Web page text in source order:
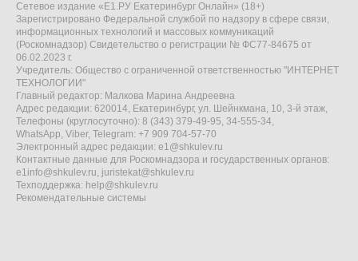
Сетевое издание «Е1.РУ Екатеринбург Онлайн» (18+)
Зарегистрировано Федеральной службой по надзору в сфере связи,
информационных технологий и массовых коммуникаций
(Роскомнадзор) Свидетельство о регистрации № ФС77-84675 от
06.02.2023 г.
Учредитель: Общество с ограниченной ответственностью "ИНТЕРНЕТ
ТЕХНОЛОГИИ"
Главный редактор: Малкова Марина Андреевна
Адрес редакции: 620014, Екатеринбург, ул. Шейнкмана, 10, 3-й этаж,
Телефоны (круглосуточно): 8 (343) 379-49-95, 34-555-34,
WhatsApp, Viber, Telegram: +7 909 704-57-70
Электронный адрес редакции: e1@shkulev.ru
Контактные данные для Роскомнадзора и государственных органов:
e1info@shkulev.ru, juristekat@shkulev.ru
Техподдержка: help@shkulev.ru
Рекомендательные системы